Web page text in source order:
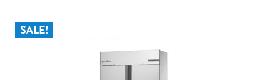
SALE!